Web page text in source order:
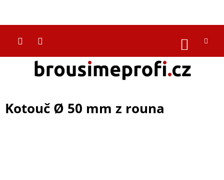
obsah
KOŠÍK
Kotouč Ø 50 mm z rouna